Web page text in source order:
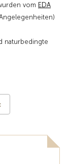
vom EDA
naturbedingte